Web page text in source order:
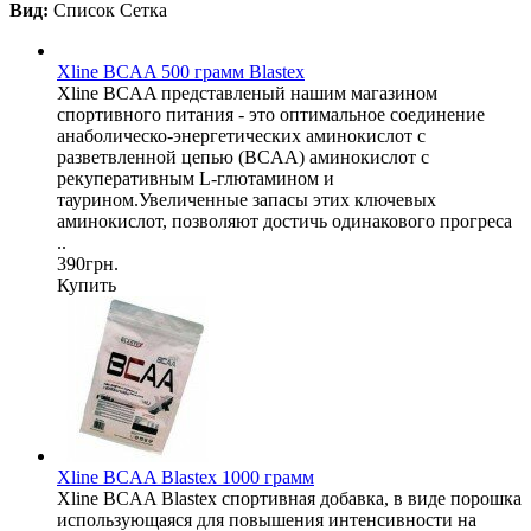
Вид: Список Сетка
Xline BCAA 500 грамм Blastex
Xline BCAA представленый нашим магазином
спортивного питания - это оптимальное соединение
анаболическо-энергетических аминокислот с
разветвленной цепью (BCAA) аминокислот с
рекуперативным L-глютамином и
таурином.Увеличенные запасы этих ключевых
аминокислот, позволяют достичь одинакового прогреса
..
390грн.
Купить
Xline BCAA Blastex 1000 грамм
Xline BCAA Blastex спортивная добавка, в виде порошка
использующаяся для повышения интенсивности на